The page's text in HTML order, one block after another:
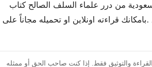
من درر علماء السلف الصالح كتاب
قراءته اونلاين او تحميله مجاناً على
والتوثيق فقط. إذا كنت صاحب الحق أو ممثله